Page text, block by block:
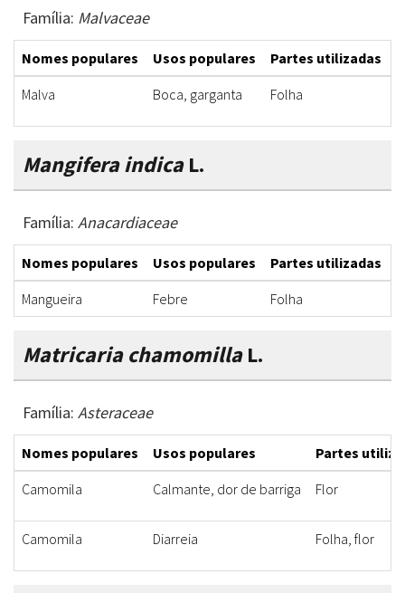
Família: Malvaceae
Nomes populares Usos populares Partes utilizadas
Malva
Boca, garganta Folha
Mangifera indicaL.
Família: Anacardiaceae
Nomes populares Usos populares Partes utilizadas
Mangueira
Febre Folha
Matricaria chamomillaL.
Família: Asteraceae
Nomes populares Usos populares
Partes
Camomila
Calmante, dor de barriga Flor
Camomila Diarreia Folha, flor